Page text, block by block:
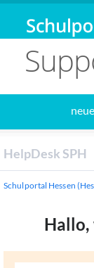
HelpDesk SPH
Schulportal Hessen
Hallo,